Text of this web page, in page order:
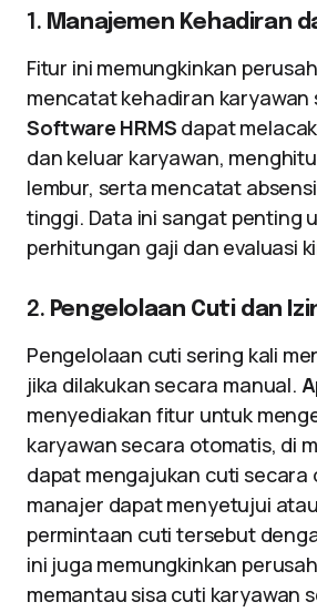
1. Manajemen Kehadiran
Fitur ini memungkinkan
mencatat kehadiran karyawan
Software HRMS dapat
dan keluar karyawan,
lembur, serta mencatat
tinggi. Data ini sangat penting
perhitungan gaji dan evaluasi
2. Pengelolaan Cuti dan
Pengelolaan cuti sering kali
jika dilakukan secara manual.
menyediakan fitur untuk
karyawan secara otomatis, di
dapat mengajukan cuti secara
manajer dapat menyetujui
permintaan cuti tersebut
ini juga memungkinkan
memantau sisa cuti karyawan